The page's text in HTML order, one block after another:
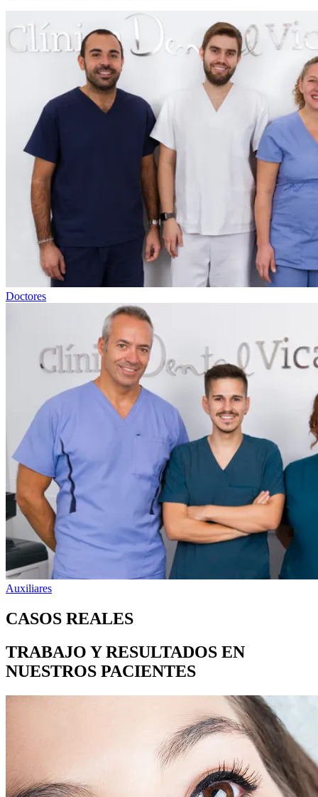
Doctores
Auxiliares
CASOS REALES
TRABAJO Y RESULTADOS EN
NUESTROS PACIENTES